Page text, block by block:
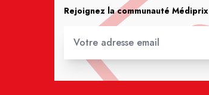
Rejoignez la communauté